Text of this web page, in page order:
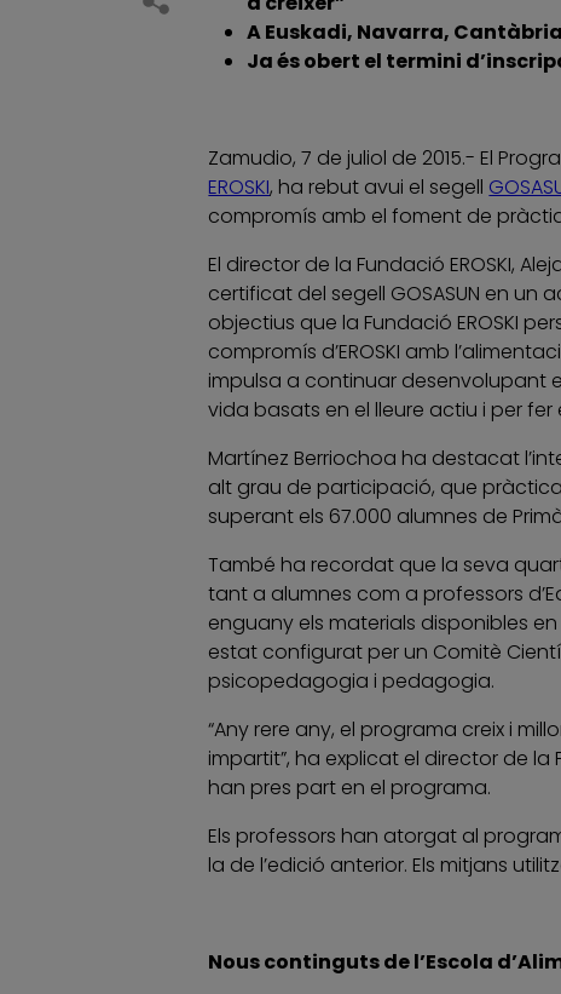
A Euskadi, Navarra,
Ja és obert el termini
Zamudio, 7 de juliol de 2015.- El
EROSKI, ha rebut avui el segell
compromís amb el foment de
El director de la Fundació EROSKI,
certificat del segell GOSASUN en un
objectius que la Fundació EROSKI
compromís d’EROSKI amb
impulsa a continuar desenvolupant
vida basats en el lleure actiu i per
Martínez Berriochoa ha destacat
alt grau de participació, que
superant els 67.000 alumnes de
També ha recordat que la seva
tant a alumnes com a professors
enguany els materials disponibles
estat configurat per un Comitè
psicopedagogia i pedagogia.
“Any rere any, el programa creix i
impartit”, ha explicat el director de la
han pres part en el programa.
Els professors han atorgat al
la de l’edició anterior. Els mitjans
Nous continguts de l’Escola